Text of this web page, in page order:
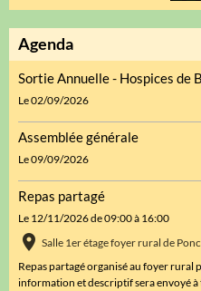
Agenda
Sortie Annuelle - Hospices de
Le 02/09/2026
Assemblée générale
Le 09/09/2026
Repas partagé
Le 12/11/2026de 09:00à 16:00
Salle 1er étage foyer rural de
Repas partagé organisé au foyer rural
information et descriptif sera envoyé